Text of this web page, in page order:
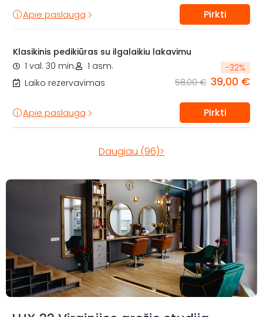
Apie paslaugą Pirkti
Klasikinis pedikiūras su ilgalaikiu lakavimu
1 val. 30 min.
1 asm.
Laiko rezervavimas
-32%
58,00 € 39,00 €
Apie paslaugą Pirkti
Daugiau (96)>